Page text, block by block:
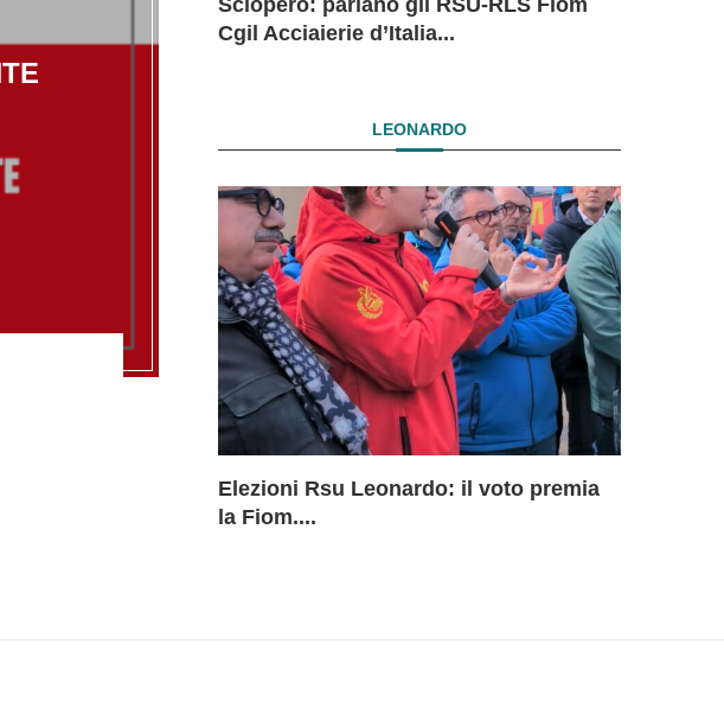
Cgil Acciaierie d’Italia...
LEONARDO
Elezioni Rsu Leonardo: il voto premia
la Fiom....